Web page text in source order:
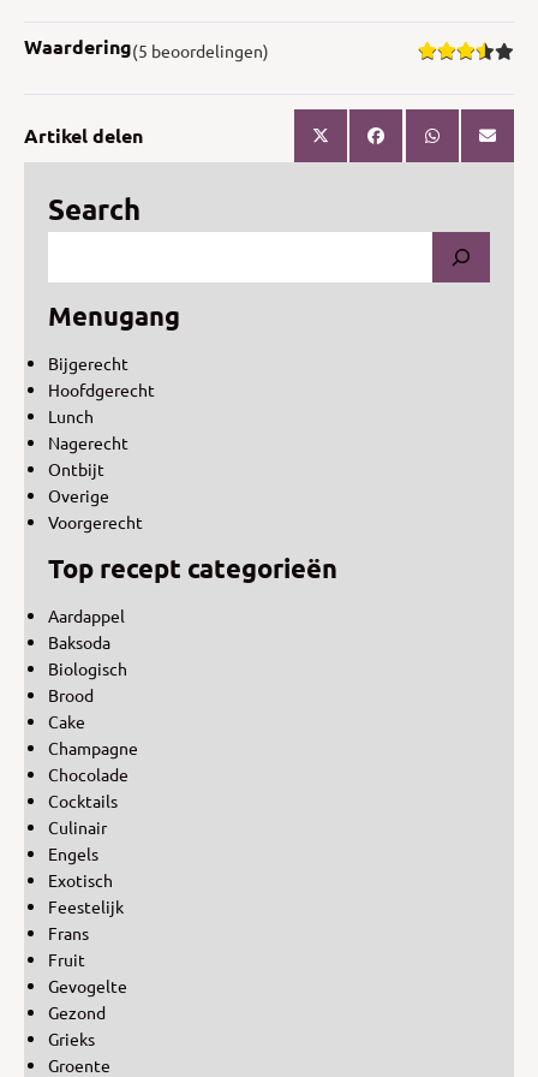
Waardering(5 beoordelingen)
Artikel delen
Search
Menugang
Bijgerecht
Hoofdgerecht
Lunch
Nagerecht
Ontbijt
Overige
Voorgerecht
Top recept categorieën
Aardappel
Baksoda
Biologisch
Brood
Cake
Champagne
Chocolade
Cocktails
Culinair
Engels
Exotisch
Feestelijk
Frans
Fruit
Gevogelte
Gezond
Grieks
Groente